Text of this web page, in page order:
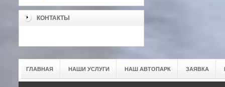
КОНТАКТЫ
ГЛАВНАЯ НАШИ УСЛУГИ НАШ АВТОПАРК ЗАЯВКА